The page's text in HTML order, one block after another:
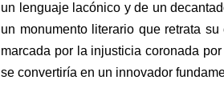
un lenguaje lacónico y de un
un monumento literario que retrata
marcada por la injusticia coronada
se convertiría en un innovador